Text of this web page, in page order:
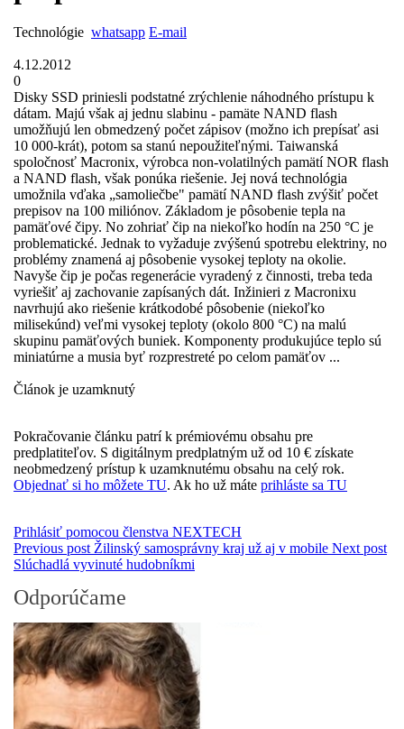
Technológie whatsapp E-mail
4.12.2012
0
Disky SSD priniesli podstatné zrýchlenie náhodného prístupu k
dátam. Majú však aj jednu slabinu - pamäte NAND flash
umožňujú len obmedzený počet zápisov (možno ich prepísať asi
10 000-krát), potom sa stanú nepoužiteľnými. Taiwanská
spoločnosť Macronix, výrobca non-volatilných pamätí NOR flash
a NAND flash, však ponúka riešenie. Jej nová technológia
umožnila vďaka „samoliečbe" pamätí NAND flash zvýšiť počet
prepisov na 100 miliónov. Základom je pôsobenie tepla na
pamäťové čipy. No zohriať čip na niekoľko hodín na 250 °C je
problematické. Jednak to vyžaduje zvýšenú spotrebu elektriny, no
problémy znamená aj pôsobenie vysokej teploty na okolie.
Navyše čip je počas regenerácie vyradený z činnosti, treba teda
vyriešiť aj zachovanie zapísaných dát. Inžinieri z Macronixu
navrhujú ako riešenie krátkodobé pôsobenie (niekoľko
milisekúnd) veľmi vysokej teploty (okolo 800 °C) na malú
skupinu pamäťových buniek. Komponenty produkujúce teplo sú
miniatúrne a musia byť rozprestreté po celom pamäťov ...
Článok je uzamknutý
Pokračovanie článku patrí k prémiovému obsahu pre
predplatiteľov. S digitálnym predplatným už od 10 € získate
neobmedzený prístup k uzamknutému obsahu na celý rok.
Objednať si ho môžete TU. Ak ho už máte prihláste sa TU
Prihlásiť pomocou členstva NEXTECH
Previous post Žilinský samosprávny kraj už aj v mobile Next post
Slúchadlá vyvinuté hudobníkmi
Odporúčame